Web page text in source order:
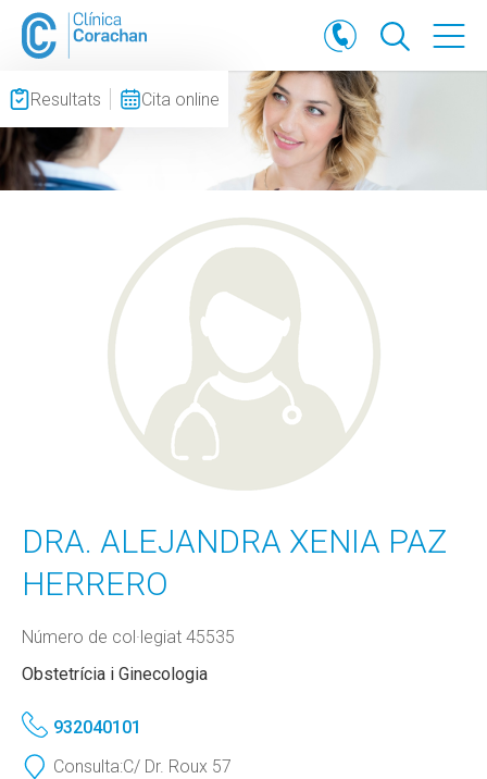
Resultats Cita online
DRA. ALEJANDRA XENIA PAZ
HERRERO
Número de col·legiat 45535
Obstetrícia i Ginecologia
932040101
Consulta:C/ Dr. Roux 57